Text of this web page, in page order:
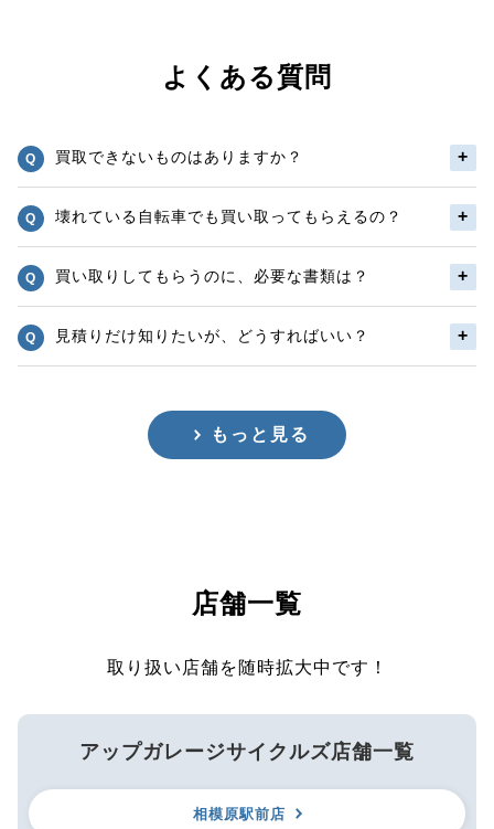
よくある質問
買取できないものはありますか？
壊れている自転車でも買い取ってもらえるの？
買い取りしてもらうのに、必要な書類は？
見積りだけ知りたいが、どうすればいい？
もっと見る
店舗一覧
取り扱い店舗を随時拡大中です！
アップガレージサイクルズ店舗一覧
相模原駅前店